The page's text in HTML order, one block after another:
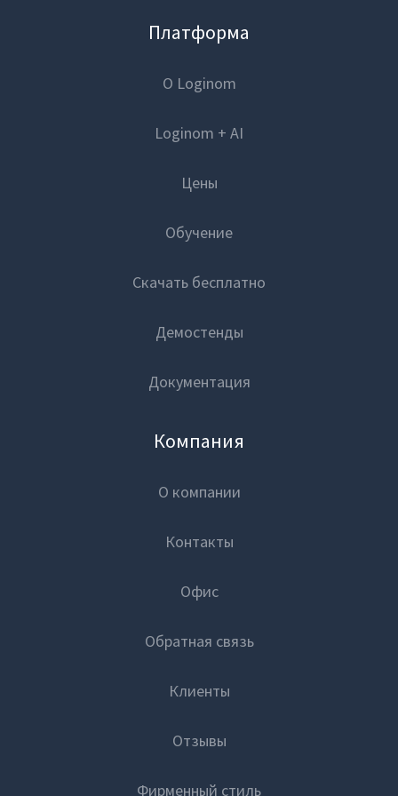
Обучение
Закрыть
Платформа
О Loginom
Loginom + AI
Цены
Обучение
Скачать бесплатно
Демостенды
Документация
Компания
О компании
Контакты
Офис
Обратная связь
Клиенты
Отзывы
Фирменный стиль